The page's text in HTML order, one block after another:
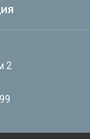
2